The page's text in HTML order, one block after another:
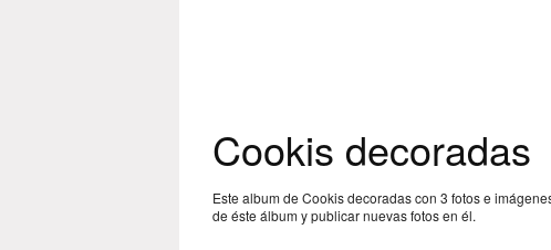
Cookis decoradas
Este album de Cookis decoradas con 3 fotos e
de éste álbum y publicar nuevas fotos en él.